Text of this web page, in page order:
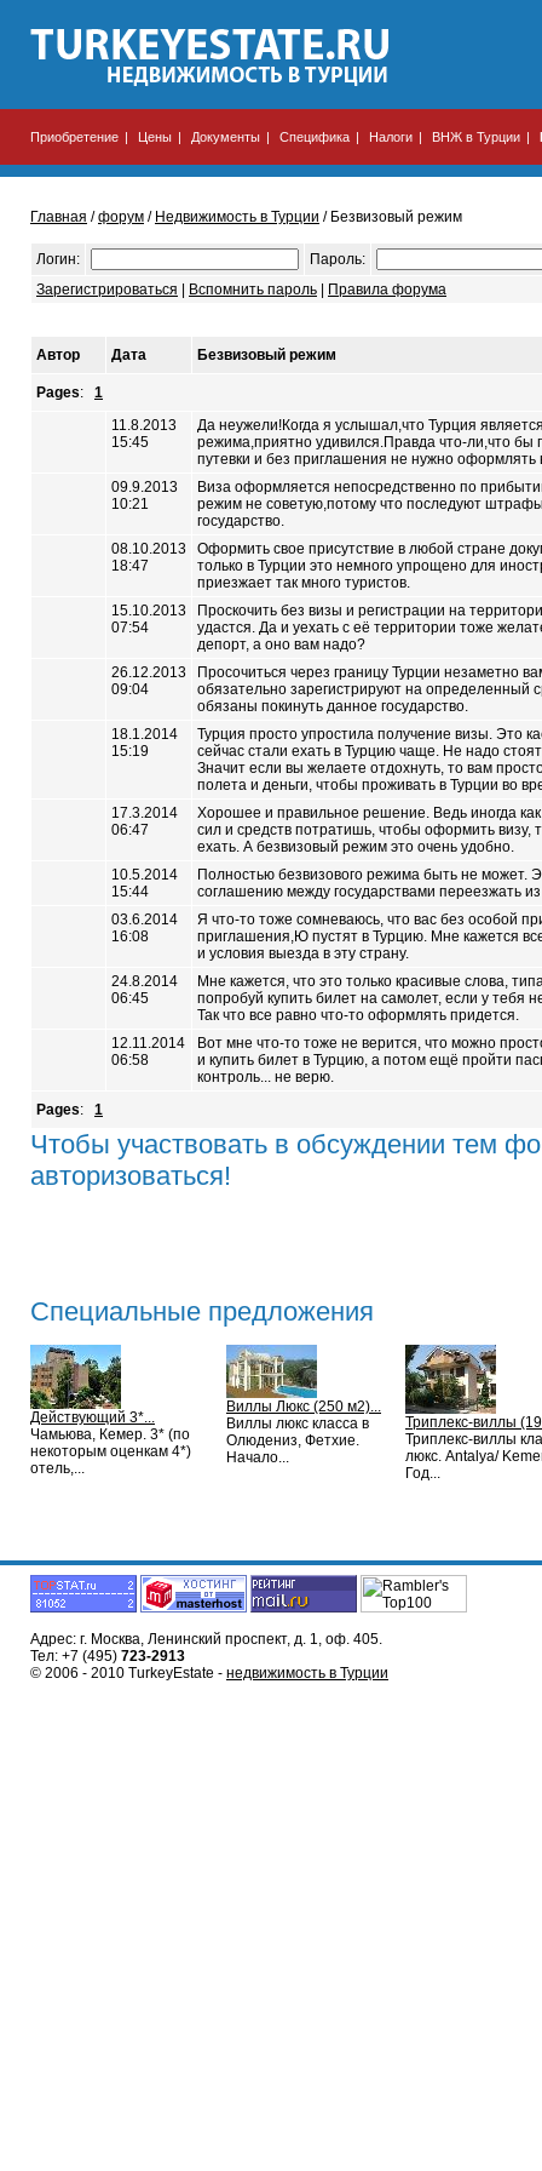
Приобретение | Цены | Документы | Специфика | Налоги | ВНЖ в Турции |
Главная /форум / Недвижимость в Турции / Безвизовый режим
Логин:
Пароль:
Зарегистрироваться
Вспомнить пароль Правила форума
Автор Дата Безвизовый режим
Pages: 1
11.8.2013
15:45
Да неужели!Когда я услышал,что Турция
режима,приятно удивился.Правда что-ли,что бы
путевки и без приглашения не нужно оформлять
09.9.2013
10:21
Виза оформляется непосредственно по
режим не советую,потому что последуют
государство.
08.10.2013
18:47
Оформить свое присутствие в любой стране
только в Турции это немного упрощено для
приезжает так много туристов.
15.10.2013
07:54
Проскочить без визы и регистрации на
удастся. Да и уехать с её территории тоже
депорт, а оно вам надо?
26.12.2013
09:04
Просочиться через границу Турции незаметно
обязательно зарегистрируют на определенный
обязаны покинуть данное государство.
18.1.2014
15:19
Турция просто упростила получение визы. Это
сейчас стали ехать в Турцию чаще. Не надо
Значит если вы желаете отдохнуть, то вам
полета и деньги, чтобы проживать в Турции во
17.3.2014
06:47
Хорошее и правильное решение. Ведь иногда
сил и средств потратишь, чтобы оформить визу,
ехать. А безвизовый режим это очень удобно.
10.5.2014
15:44
Полностью безвизового режима быть не может.
соглашению между государствами переезжать
03.6.2014
16:08
Я что-то тоже сомневаюсь, что вас без особой
приглашения,Ю пустят в Турцию. Мне кажется
и условия выезда в эту страну.
24.8.2014
06:45
Мне кажется, что это только красивые слова,
попробуй купить билет на самолет, если у тебя
Так что все равно что-то оформлять придется.
12.11.2014
06:58
Вот мне что-то тоже не верится, что можно
и купить билет в Турцию, а потом ещё пройти
контроль... не верю.
Pages: 1
Чтобы участвовать в обсуждении тем
авторизоваться!
Специальные предложения
Действующий 3*...
Чамьюва, Кемер. 3* (по
некоторым оценкам 4*)
отель,...
Виллы Люкс (250 м2)...
Виллы люкс класса в
Олюдениз, Фетхие.
Начало...
Триплекс-виллы
Триплекс-виллы
люкс. Antalya/
Год...
Адрес: г. Москва, Ленинский проспект, д. 1, оф. 405.
Тел: +7 (495) 723-2913
© 2006 - 2010 TurkeyEstate - недвижимость в Турции